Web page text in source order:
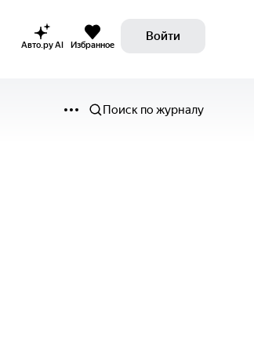
Авто.ру AI Избранное
Войти
Поиск по журналу